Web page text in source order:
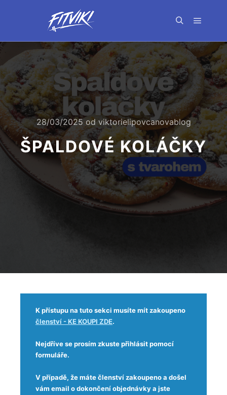
28/03/2025odviktorielipovcanovablog
ŠPALDOVÉ KOLÁČKY
K přístupu na tuto sekci musíte mít zakoupeno
členství - KE KOUPI ZDE.
Nejdříve se prosím zkuste přihlásit pomocí
formuláře.
V případě, že máte členství zakoupeno a došel
vám email o dokončení objednávky a jste